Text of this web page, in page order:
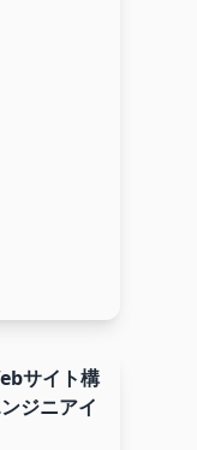
サイト構
ジニアイ